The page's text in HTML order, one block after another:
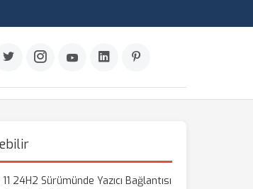
24H2 Sürümünde Yazıcı Bağlantısı